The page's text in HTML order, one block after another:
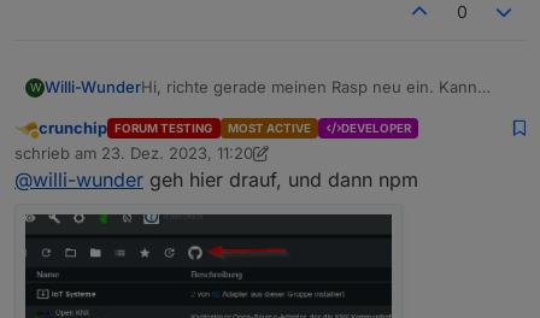
0
W Willi-WunderHi, richte gerade meinen Rasp neu ein. Kann
finden?
Filter etc. hab auch auch ausgeschaltet......
gerade nicht mehr Online weil neue Version jetzt
kommt?
Nachtrag:
System geschaut, hier wird der Adapter
angezeigt, nur im neuem System finde ich ihn
gerade nicht. Seltsam......
Abwesend
crunchip FORUM TESTING MOST ACTIVE DEVELOPER
schrieb am 23. Dez. 2023, 11:20
zuletzt editiert von crunchip
@willi-wunder geh hier drauf, und dann npm